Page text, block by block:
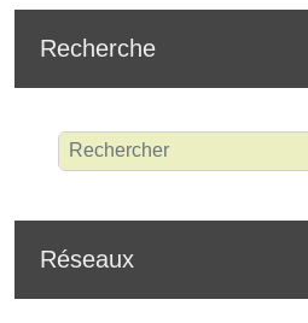
Recherche
Réseaux